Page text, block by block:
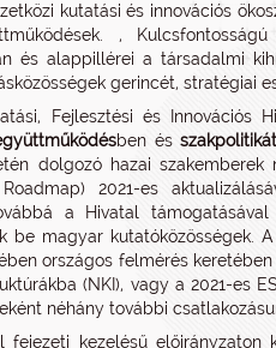
kutatási és innovációs
,
és alappillérei a társadalmi
gerincét, stratégiai
Fejlesztési és Innovációs
ben és
dolgozó hazai
2021-es
a Hivatal
be magyar kutatóközösségek.
országos felmérés
(NKI), vagy a 2021-es
néhány további
fejezeti kezelésű előirányzaton